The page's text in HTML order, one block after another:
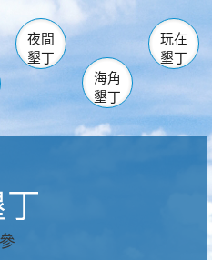
南仁湖
佳樂水
森林遊樂區
墾管處遊客中心
社頂公園 風吹沙
船帆石 龍磐公園
香蕉灣
砂島
鵝鑾鼻
夜間
墾丁
海角
墾丁
玩在
墾丁